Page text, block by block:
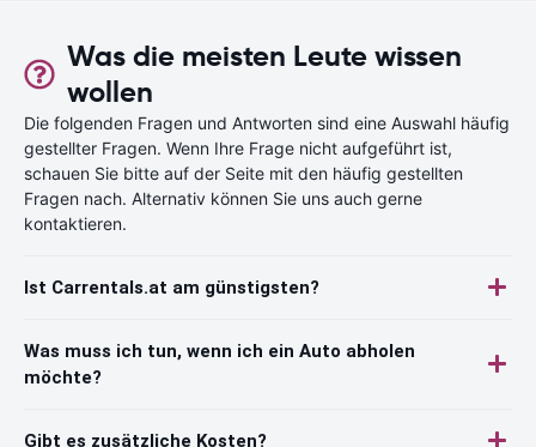
Was die meisten Leute wissen
wollen
Die folgenden Fragen und Antworten sind eine Auswahl häufig
gestellter Fragen. Wenn Ihre Frage nicht aufgeführt ist,
schauen Sie bitte auf der Seite mit den häufig gestellten
Fragen nach. Alternativ können Sie uns auch gerne
kontaktieren.
Ist Carrentals.at am günstigsten?
Was muss ich tun, wenn ich ein Auto abholen
möchte?
Gibt es zusätzliche Kosten?